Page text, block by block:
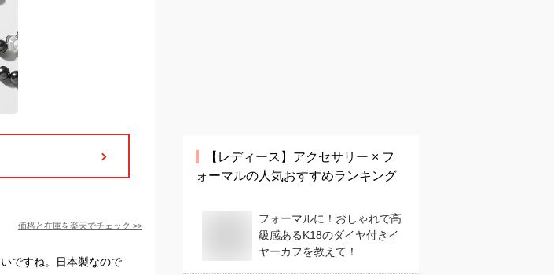
価格と在庫を楽天でチェック >>
ですね。日本製なので
【レディース】 アクセサリー × フ
ォーマルの人気おすすめランキング
フォーマルに！おしゃれで高
級感あるK18のダイヤ付きイ
ヤーカフを教えて！